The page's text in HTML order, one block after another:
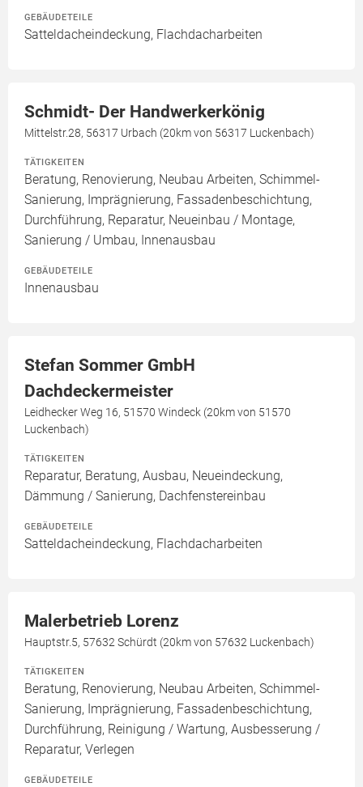
GEBÄUDETEILE
Satteldacheindeckung, Flachdacharbeiten
Schmidt- Der Handwerkerkönig
Mittelstr.28, 56317 Urbach (20km von 56317 Luckenbach)
TÄTIGKEITEN
Beratung, Renovierung, Neubau Arbeiten, Schimmel-
Sanierung, Imprägnierung, Fassadenbeschichtung,
Durchführung, Reparatur, Neueinbau / Montage,
Sanierung / Umbau, Innenausbau
GEBÄUDETEILE
Innenausbau
Stefan Sommer GmbH
Dachdeckermeister
Leidhecker Weg 16, 51570 Windeck (20km von 51570
Luckenbach)
TÄTIGKEITEN
Reparatur, Beratung, Ausbau, Neueindeckung,
Dämmung / Sanierung, Dachfenstereinbau
GEBÄUDETEILE
Satteldacheindeckung, Flachdacharbeiten
Malerbetrieb Lorenz
Hauptstr.5, 57632 Schürdt (20km von 57632 Luckenbach)
TÄTIGKEITEN
Beratung, Renovierung, Neubau Arbeiten, Schimmel-
Sanierung, Imprägnierung, Fassadenbeschichtung,
Durchführung, Reinigung / Wartung, Ausbesserung /
Reparatur, Verlegen
GEBÄUDETEILE